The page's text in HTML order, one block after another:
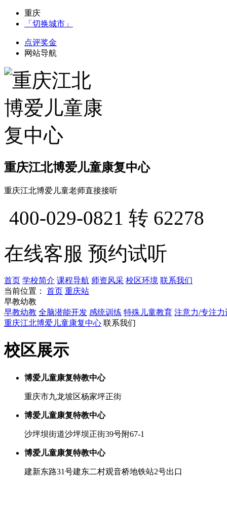
重庆
「切换城市」
点评奖金
网站导航
重庆江北博爱儿童康复中心
重庆江北博爱儿童老师直接接听
400-029-0821 转 62278
在线客服 预约试听
首页 学校简介 课程导航 师资风采 校区环境 联系我们
当前位置：
首页 重庆站
早教幼教
早教幼教 全脑潜能开发 感统训练 特殊儿童教育 注意力/专注力
重庆江北博爱儿童康复中心 联系我们
校区展示
博爱儿童康复特教中心
重庆市九龙坡区杨家坪正街
博爱儿童康复特教中心
沙坪坝街道沙坪坝正街39号附67-1
博爱儿童康复特教中心
建新东路31号建东二村观音桥地铁站2号出口